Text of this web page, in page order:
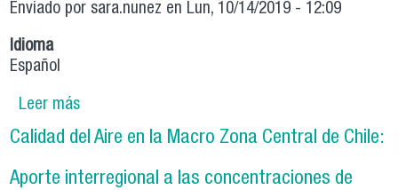
Enviado porsara.nunez en Lun, 10/14/2019 - 12:09
Idioma
Español
Leer mássobre Actualización y sistematización del
inventario de emisiones de contaminantes
atmosféricos en la Región Metropolitana
Calidad del Aire en la Macro Zona Central de Chile:
Aporte interregional a las concentraciones de